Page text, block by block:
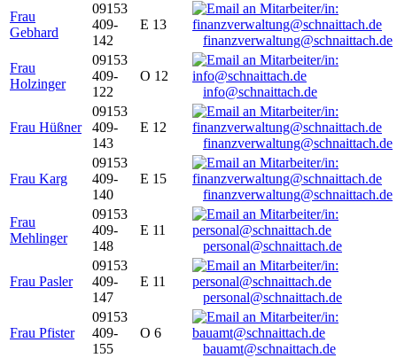
Frau
Gebhard
09153
409-
142
E 13
finanzverwaltung@schnaittach.de
Frau
Holzinger
09153
409-
122
O 12
info@schnaittach.de
Frau Hüßner
09153
409-
143
E 12
finanzverwaltung@schnaittach.de
Frau Karg
09153
409-
140
E 15
finanzverwaltung@schnaittach.de
Frau
Mehlinger
09153
409-
148
E 11
personal@schnaittach.de
Frau Pasler
09153
409-
147
E 11
personal@schnaittach.de
Frau Pfister
09153
409-
155
O 6
bauamt@schnaittach.de